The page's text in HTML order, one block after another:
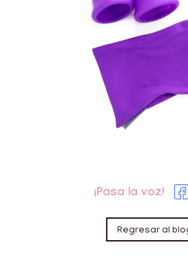
¡Pasa la voz!
Regresar al